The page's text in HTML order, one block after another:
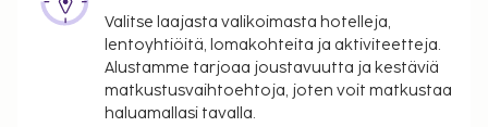
Valitse laajasta valikoimasta hotelleja,
lentoyhtiöitä, lomakohteita ja aktiviteetteja.
Alustamme tarjoaa joustavuutta ja kestäviä
matkustusvaihtoehtoja, joten voit matkustaa
haluamallasi tavalla.